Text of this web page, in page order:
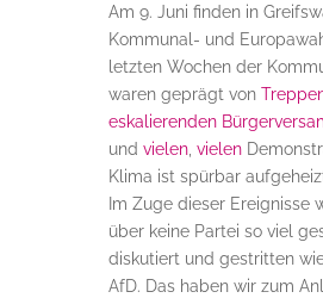
Am 9. Juni finden in
Kommunal- und
letzten Wochen der
waren geprägt von
eskalierenden
und vielen, vielen
Klima ist spürbar
Im Zuge dieser Ereignisse
über keine Partei so viel
diskutiert und gestritten
AfD. Das haben wir zum